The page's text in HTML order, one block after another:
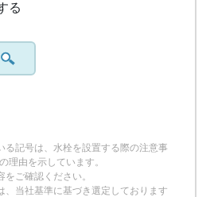
る
る記号は、水栓を設置する際の注意事
由を示しています。
ご確認ください。
、当社基準に基づき選定しております